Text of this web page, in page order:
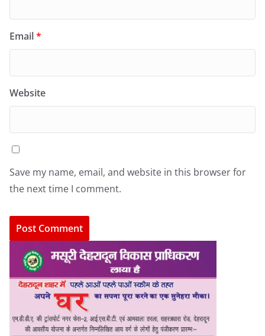
Email*
Website
Save my name, email, and website in this browser for
the next time I comment.